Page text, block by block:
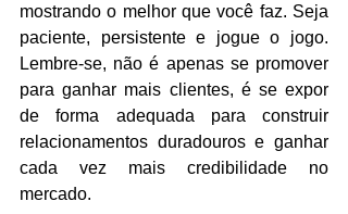
mostrando o melhor que você faz. Seja
paciente, persistente e jogue o jogo.
Lembre-se, não é apenas se promover
para ganhar mais clientes, é se expor
de forma adequada para construir
relacionamentos duradouros e ganhar
cada vez mais credibilidade no
mercado.